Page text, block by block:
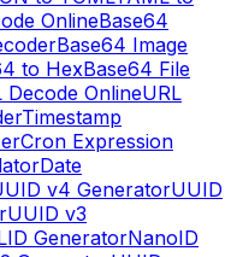
OnlineBase64
Base64 Image
to HexBase64 File
Decode OnlineURL
Timestamp
Cron Expression
Date
v4 GeneratorUUID
UUID v3
GeneratorNanoID